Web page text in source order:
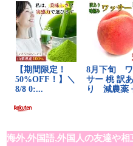
海外,外国語,外国人の友達や